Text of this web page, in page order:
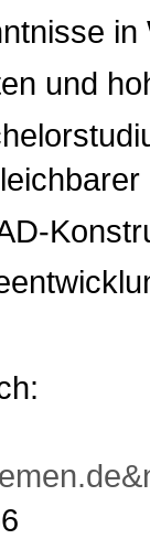
in
und